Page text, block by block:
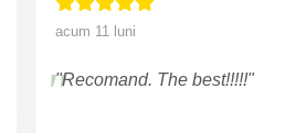
acum 11 luni
"Recomand. The best!!!!!"